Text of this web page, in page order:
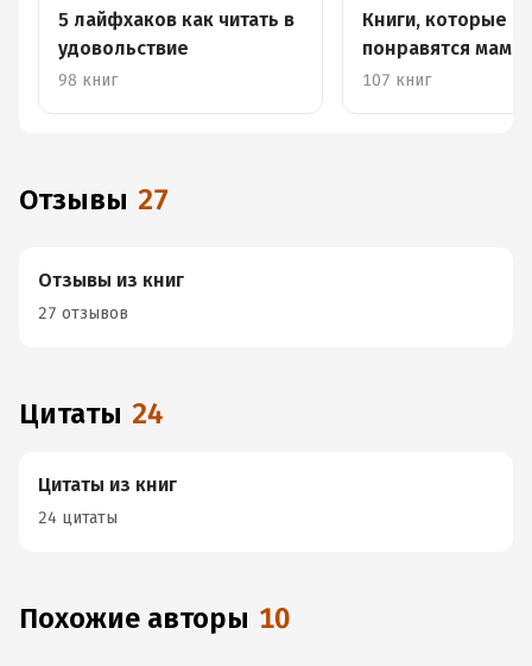
5 лайфхаков как читать в
удовольствие
98 книг
Книги, которые
понравятся маме
107 книг
Отзывы 27
Отзывы из книг
27 отзывов
Цитаты 24
Цитаты из книг
24 цитаты
Похожие авторы 10